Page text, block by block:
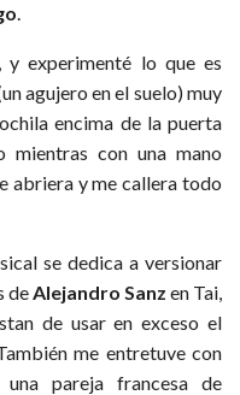
.
y experimenté lo que es
agujero en el suelo) muy
encima de la puerta
con una mano
abriera y me callera todo
se dedica a versionar
deAlejandro Sanz en Tai,
de usar en exceso el
me entretuve con
una pareja francesa de